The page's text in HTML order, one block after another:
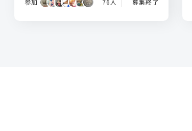
参加 76人 募集終了